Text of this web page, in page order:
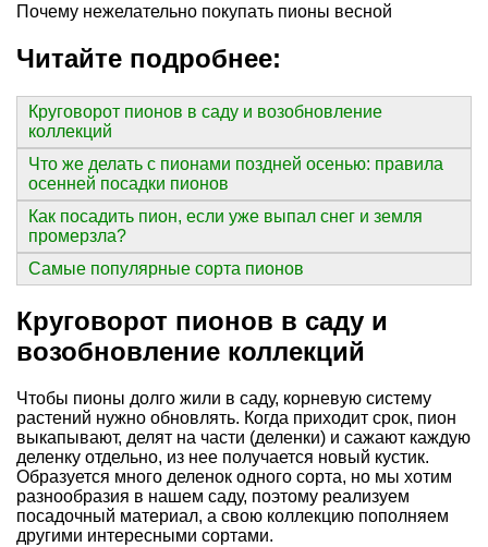
Почему нежелательно покупать пионы весной
Читайте подробнее:
Круговорот пионов в саду и возобновление
коллекций
Что же делать с пионами поздней осенью: правила
осенней посадки пионов
Как посадить пион, если уже выпал снег и земля
промерзла?
Самые популярные сорта пионов
Круговорот пионов в саду и
возобновление коллекций
Чтобы пионы долго жили в саду, корневую систему
растений нужно обновлять. Когда приходит срок, пион
выкапывают, делят на части (деленки) и сажают каждую
деленку отдельно, из нее получается новый кустик.
Образуется много деленок одного сорта, но мы хотим
разнообразия в нашем саду, поэтому реализуем
посадочный материал, а свою коллекцию пополняем
другими интересными сортами.